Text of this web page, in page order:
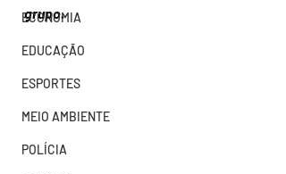
ECONOMIA
EDUCAÇÃO
ESPORTES
MEIO AMBIENTE
POLÍCIA
grupo.